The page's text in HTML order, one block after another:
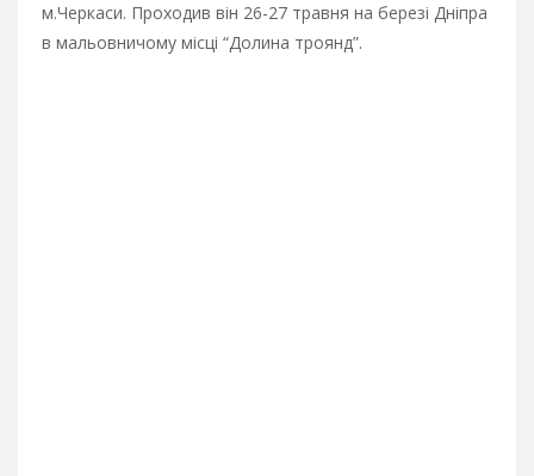
м.Черкаси. Проходив він 26-27 травня на березі Дніпра
в мальовничому місці “Долина троянд”.